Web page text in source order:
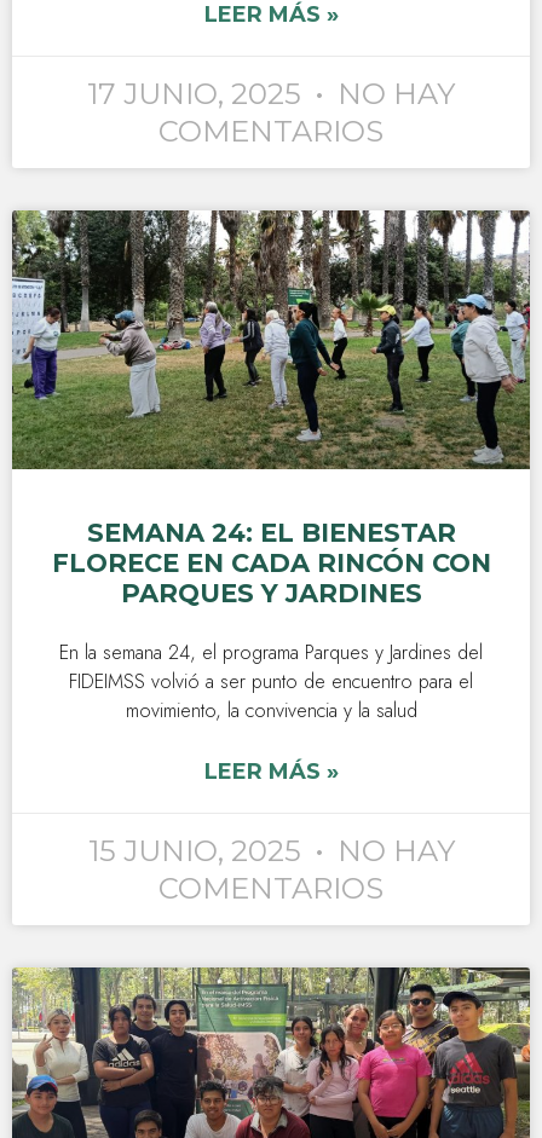
LEER MÁS »
17 JUNIO, 2025
NO HAY
COMENTARIOS
SEMANA 24: EL BIENESTAR
FLORECE EN CADA RINCÓN CON
PARQUES Y JARDINES
En la semana 24, el programa Parques y Jardines del
FIDEIMSS volvió a ser punto de encuentro para el
movimiento, la convivencia y la salud
LEER MÁS »
15 JUNIO, 2025
NO HAY
COMENTARIOS